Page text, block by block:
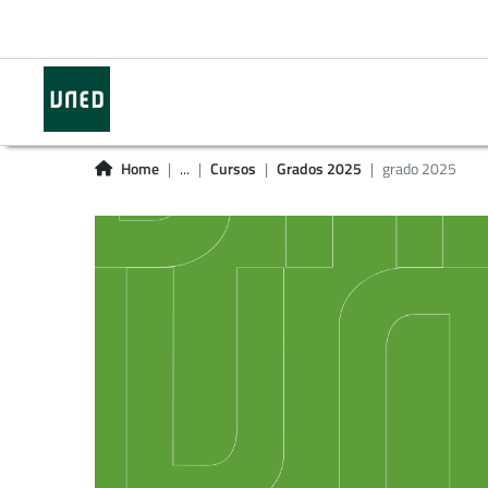
Home ... Cursos Grados 2025 grado 2025